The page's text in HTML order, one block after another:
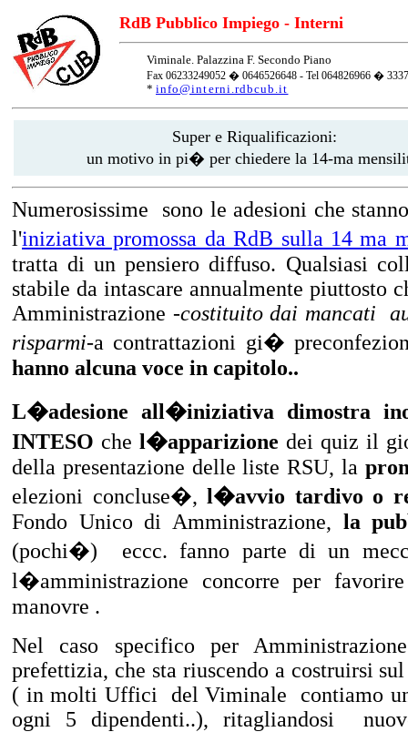
RdB Pubblico Impiego - Interni
Viminale. Palazzina F. Secondo Piano
Fax 06233249052 � 0646526648 - Tel 064826966 �
* info@interni.rdbcub.it
Super e Riqualificazioni:
un motivo in pi� per chiedere la 14-ma
Numerosissime
sono le adesioni che
l'iniziativa promossa da RdB sulla 14 ma
tratta di un pensiero diffuso. Qualsiasi
stabile da intascare annualmente piuttosto
Amministrazione -costituito dai mancati
risparmi-a contrattazioni gi�
hanno alcuna voce in capitolo..
L�adesione all�iniziativa dimostra
INTESO che l�apparizione dei quiz il
della presentazione delle liste RSU, la
elezioni concluse�, l�avvio tardivo o
Fondo Unico di Amministrazione, la
(pochi�)
eccc. fanno parte di un
l�amministrazione concorre per
manovre .
Nel caso specifico per
prefettizia, che sta riuscendo a costruirsi
( in molti Uffici
del Viminale
contiamo
ogni 5 dipendenti..), ritagliandosi